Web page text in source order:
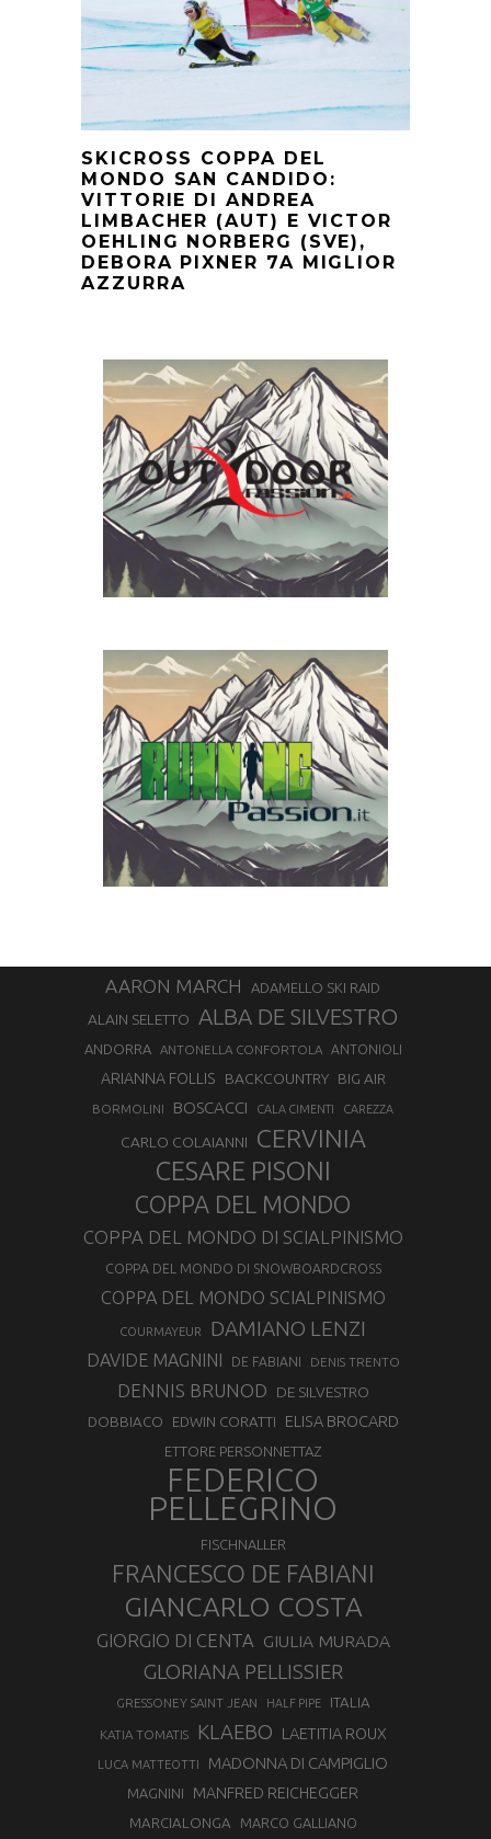
SKICROSS COPPA DEL
MONDO SAN CANDIDO:
VITTORIE DI ANDREA
LIMBACHER (AUT) E VICTOR
OEHLING NORBERG (SVE),
DEBORA PIXNER 7A MIGLIOR
AZZURRA
AARON MARCH ADAMELLO SKI RAID
ALAIN SELETTO ALBA DE SILVESTRO
ANDORRA ANTONELLA CONFORTOLA ANTONIOLI
ARIANNA FOLLIS BACKCOUNTRY BIG AIR
BORMOLINI BOSCACCI CALA CIMENTI CAREZZA
CARLO COLAIANNI CERVINIA
CESARE PISONI
COPPA DEL MONDO
COPPA DEL MONDO DI SCIALPINISMO
COPPA DEL MONDO DI SNOWBOARDCROSS
COPPA DEL MONDO SCIALPINISMO
COURMAYEUR DAMIANO LENZI
DAVIDE MAGNINI DE FABIANI DENIS TRENTO
DENNIS BRUNOD DE SILVESTRO
DOBBIACO EDWIN CORATTI ELISA BROCARD
ETTORE PERSONNETTAZ
FEDERICO
PELLEGRINO
FISCHNALLER
FRANCESCO DE FABIANI
GIANCARLO COSTA
GIORGIO DI CENTA GIULIA MURADA
GLORIANA PELLISSIER
GRESSONEY SAINT JEAN HALF PIPE ITALIA
KATIA TOMATIS KLAEBO LAETITIA ROUX
LUCA MATTEOTTI MADONNA DI CAMPIGLIO
MAGNINI MANFRED REICHEGGER
MARCIALONGA MARCO GALLIANO